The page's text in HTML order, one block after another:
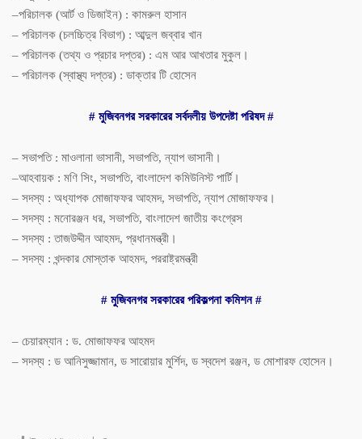
–পরিচালক (আর্ট ও ডিজাইন) : কামরুল হাসান
– পরিচালক (চলচ্চিত্র বিভাগ) : আব্দুল জব্বার খান
– পরিচালক (তথ্য ও প্রচার দপ্তর) : এম আর আখতার মুকুল।
– পরিচালক (স্বাস্থ্য দপ্তর) : ডাক্তার টি হোসেন
# মুজিবনগর সরকারের সর্বদলীয় উপদেষ্টা পরিষদ#
– সভাপতি: মাওলানা ভাসানী, সভাপতি,ন্যাপ ভাসানী।
–আহবায়ক : মণি সিং, সভাপতি, বাংলাদেশ কমিউনিস্ট পার্টি।
– সদস্য : অধ্যাপক মোজাফফর আহমদ, সভাপতি,ন্যাপ মোজাফফর।
– সদস্য : মনোরঞ্জন ধর, সভাপতি, বাংলাদেশ জাতীয় কংগ্রেস
– সদস্য :তাজউদ্দীন আহমদ, প্রধানমন্ত্রী।
– সদস্য : খন্দকার মোস্তাক আহমদ, পররাষ্ট্রমন্ত্রী
# মুজিবনগর সরকারের পরিকল্পনা কমিশন#
– চেয়ারম্যান : ড. মোজাফফর আহমদ
– সদস্য : ড আনিসুজ্জামান, ড সারোয়ার মুর্শিদ, ড স্বদেশ রঞ্জন, ড মোশারফ হোসেন।